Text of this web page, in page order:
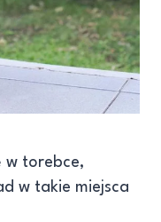
w torebce,
w takie miejsca